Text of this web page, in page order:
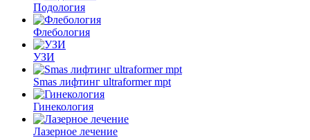
Подология
Флебология
УЗИ
Smas лифтинг ultraformer mpt
Гинекология
Лазерное лечение